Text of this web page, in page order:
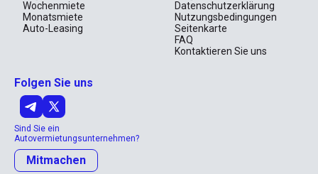
Wochenmiete
Monatsmiete
Auto-Leasing
Datenschutzerklärung
Nutzungsbedingungen
Seitenkarte
FAQ
Kontaktieren Sie uns
Folgen Sie uns
Sind Sie ein
Autovermietungsunternehmen?
Mitmachen